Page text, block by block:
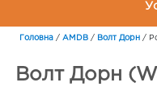
Головна / AMDB / Волт Дорн /
Волт Дорн